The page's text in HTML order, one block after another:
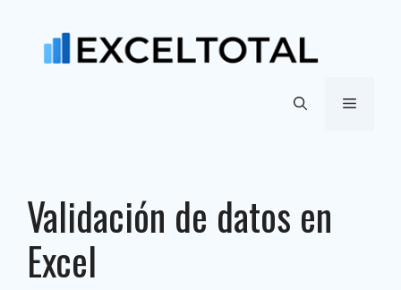
contenido
Menú
Validación de datos en
Excel